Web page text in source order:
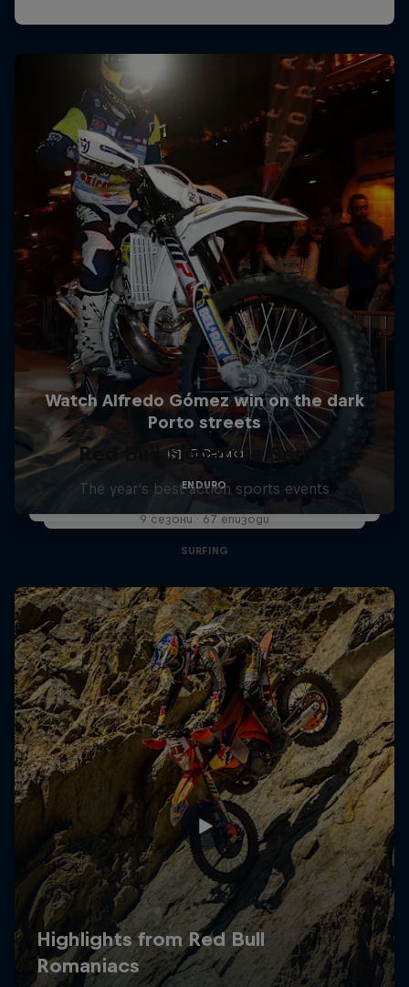
Watch Alfredo Gómez win on the dark
Porto streets
5 Снимки
ENDURO
Red Bull Signature Series
The year's best action sports events
9 сезони · 67 епизоди
SURFING